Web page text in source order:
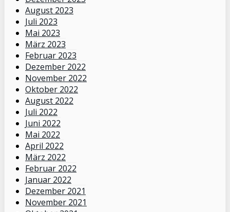
August 2023
Juli 2023
Mai 2023
März 2023
Februar 2023
Dezember 2022
November 2022
Oktober 2022
August 2022
Juli 2022
Juni 2022
Mai 2022
April 2022
März 2022
Februar 2022
Januar 2022
Dezember 2021
November 2021